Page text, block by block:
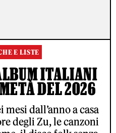
E LISTE
ITALIANI
DEL 2026
dall’anno a casa
degli Zu, le canzoni